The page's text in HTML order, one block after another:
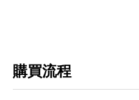
購買流程